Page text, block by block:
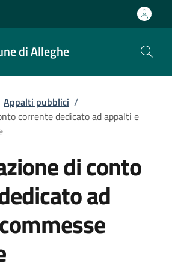
di Alleghe
Appalti pubblici /
corrente dedicato ad appalti e
di conto
ad